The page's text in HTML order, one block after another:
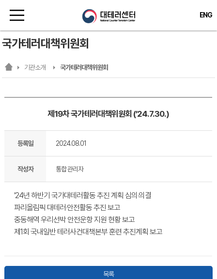
ENG
기관소개 국가테러대책위원회
국가테러대책위원회
제19차 국가테러대책위원회 (’24.7.30.)
등록일 2024.08.01
작성자 통합 관리자
’24년 하반기 국가대테러활동 추진 계획 심의·의결
파리올림픽 대테러·안전활동 추진 보고
중동해역 우리선박 안전운항 지원 현황 보고
제1회 국내일반 테러사건대책본부 훈련 추진계획 보고
목록